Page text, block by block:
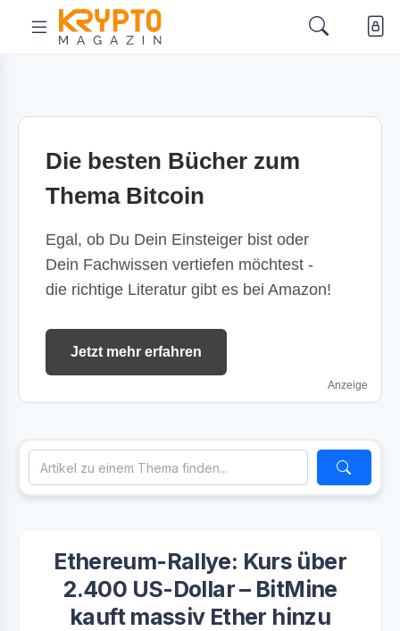
Die besten Bücher zum
Thema Bitcoin
Egal, ob Du Dein Einsteiger bist oder
Dein Fachwissen vertiefen möchtest -
die richtige Literatur gibt es bei Amazon!
Jetzt mehr erfahren
Anzeige
Ethereum-Rallye: Kurs über
2.400 US-Dollar – BitMine
kauft massiv Ether hinzu